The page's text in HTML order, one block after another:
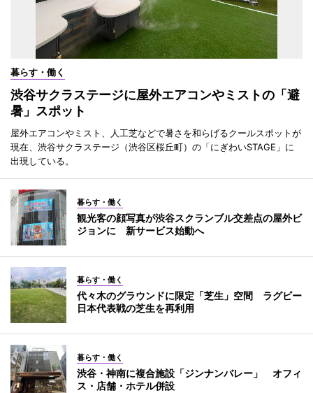
暮らす・働く
渋谷サクラステージに屋外エアコンやミストの「避
暑」スポット
屋外エアコンやミスト、人工芝などで暑さを和らげるクールスポットが
現在、渋谷サクラステージ（渋谷区桜丘町）の「にぎわいSTAGE」に
出現している。
暮らす・働く
観光客の顔写真が渋谷スクランブル交差点の屋外ビ
ジョンに 新サービス始動へ
暮らす・働く
代々木のグラウンドに限定「芝生」空間 ラグビー
日本代表戦の芝生を再利用
暮らす・働く
渋谷・神南に複合施設「ジンナンバレー」 オフィ
ス・店舗・ホテル併設